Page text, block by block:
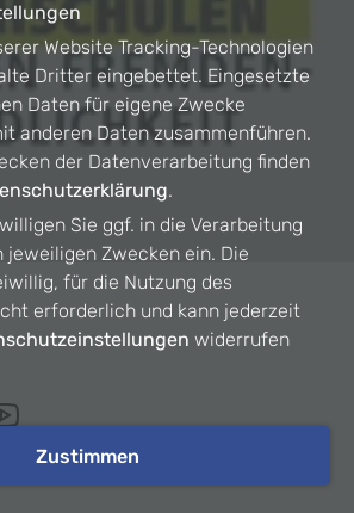
Website Tracking-Technologien
Dritter eingebettet. Eingesetzte
Daten für eigene Zwecke
anderen Daten zusammenführen.
der Datenverarbeitung finden
.
Sie ggf. in die Verarbeitung
jeweiligen Zwecken ein. Die
für die Nutzung des
erforderlich und kann jederzeit
widerrufen
Zustimmen